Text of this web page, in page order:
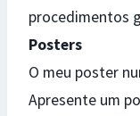
procedimentos
Posters
O meu poster
Apresente um